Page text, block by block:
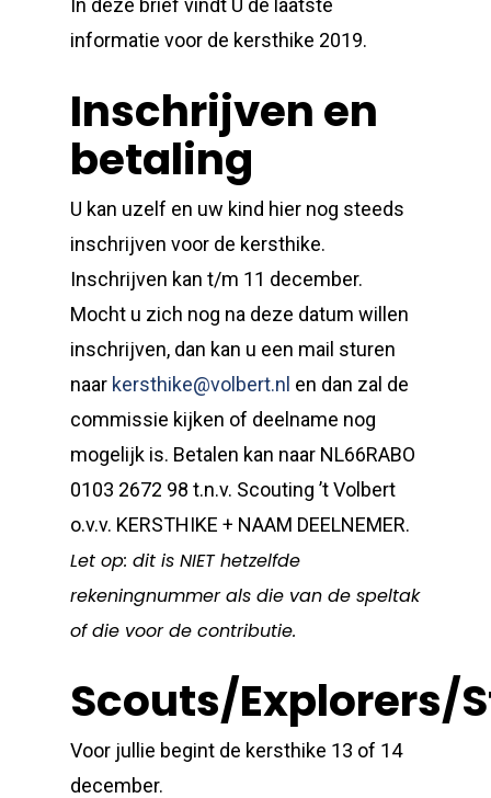
In deze brief vindt U de laatste
informatie voor de kersthike 2019.
Inschrijven en
betaling
U kan uzelf en uw kind hier nog steeds
inschrijven voor de kersthike.
Inschrijven kan t/m 11 december.
Mocht u zich nog na deze datum willen
inschrijven, dan kan u een mail sturen
naar kersthike@volbert.nl en dan zal de
commissie kijken of deelname nog
mogelijk is. Betalen kan naar NL66RABO
0103 2672 98 t.n.v. Scouting ’t Volbert
o.v.v. KERSTHIKE + NAAM DEELNEMER.
Let op: dit is NIET hetzelfde
rekeningnummer als die van de speltak
of die voor de contributie.
Scouts/Explorers/
Voor jullie begint de kersthike 13 of 14
december.